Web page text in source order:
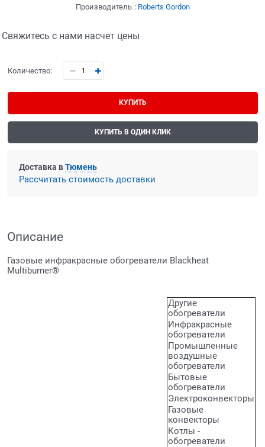
Производитель : Roberts Gordon
Свяжитесь с нами насчет цены
Количество:
КУПИТЬ
КУПИТЬ В ОДИН КЛИК
Доставка вТюмень
Рассчитать стоимость доставки
Описание
Газовые инфракрасные обогреватели Blackheat
Multiburner®
Другие
обогреватели
Инфракрасные
обогреватели
Промышленные
воздушные
обогреватели
Бытовые
обогреватели
Электроконвекторы
Газовые
конвекторы
Котлы -
обогреватели